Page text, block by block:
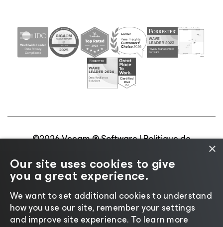
©2026 Veeam ® Software |Politique de
|
Secteur juridique|Politique de licences
Ressources pour les fournisseurs
×
Our site uses cookies to give
you a great experience.
We want to set additional cookies to understand
how you use our site, remember your settings
and improve site experience. ​To learn more